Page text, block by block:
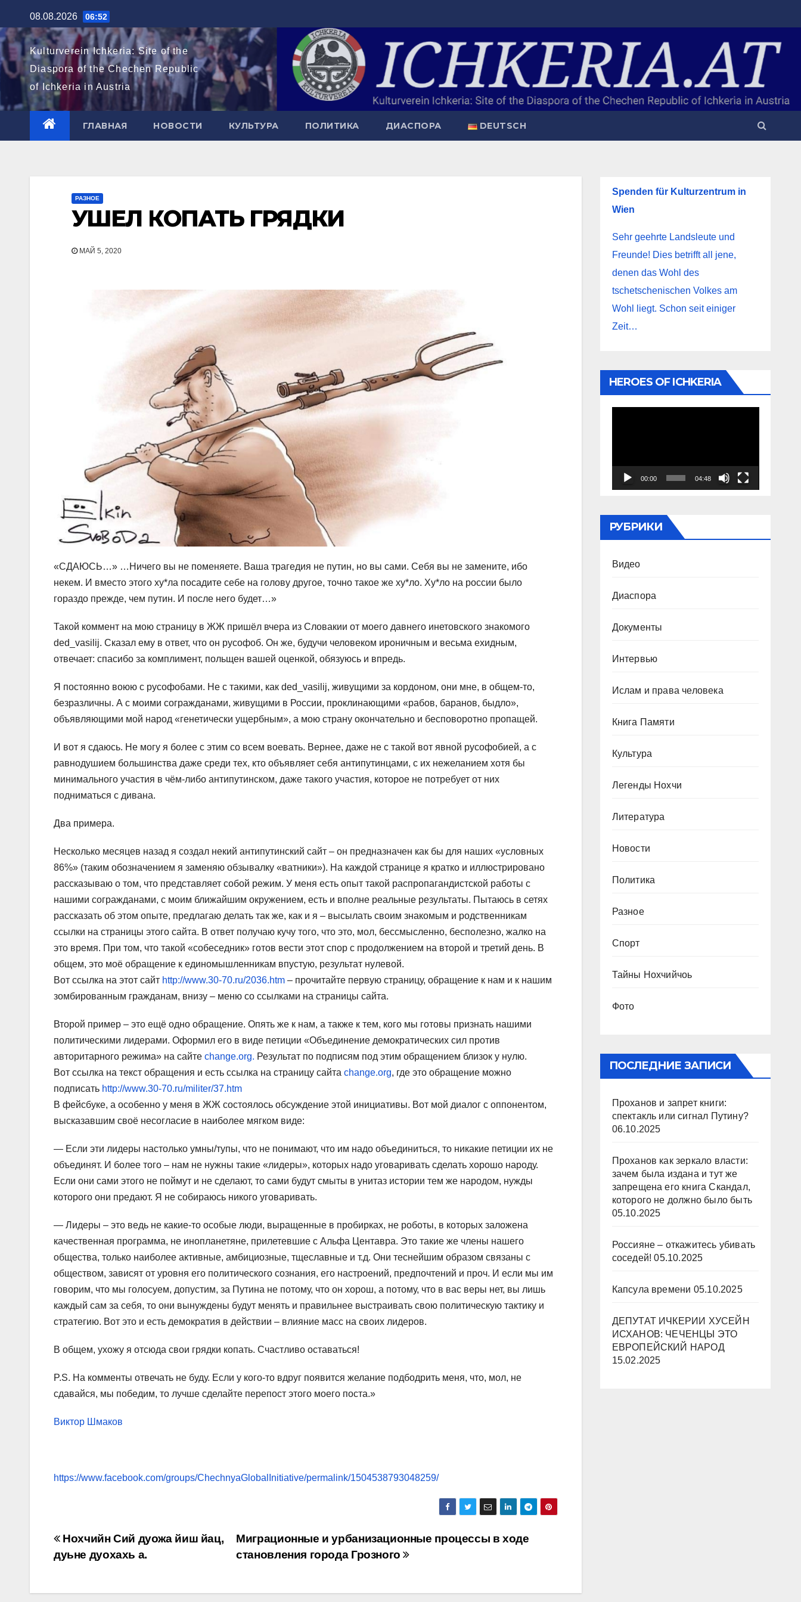
к
содержимому
08.08.2026 06:52
Kulturverein Ichkeria: Site of the
Diaspora of the Chechen Republic
of Ichkeria in Austria
ГЛАВНАЯ НОВОСТИ КУЛЬТУРА ПОЛИТИКА ДИАСПОРА DEUTSCH
РАЗНОЕ
УШЕЛ КОПАТЬ ГРЯДКИ
МАЙ 5, 2020
«СДАЮСЬ…» …Ничего вы не поменяете. Ваша трагедия не путин, но вы сами. Себя вы не замените, ибо
некем. И вместо этого ху*ла посадите себе на голову другое, точно такое же ху*ло. Ху*ло на россии было
гораздо прежде, чем путин. И после него будет…»
Такой коммент на мою страницу в ЖЖ пришёл вчера из Словакии от моего давнего инетовского знакомого
ded_vasilij. Сказал ему в ответ, что он русофоб. Он же, будучи человеком ироничным и весьма ехидным,
отвечает: спасибо за комплимент, польщен вашей оценкой, обязуюсь и впредь.
Я постоянно воюю с русофобами. Не с такими, как ded_vasilij, живущими за кордоном, они мне, в общем-то,
безразличны. А с моими согражданами, живущими в России, проклинающими «рабов, баранов, быдло»,
объявляющими мой народ «генетически ущербным», а мою страну окончательно и бесповоротно пропащей.
И вот я сдаюсь. Не могу я более с этим со всем воевать. Вернее, даже не с такой вот явной русофобией, а с
равнодушием большинства даже среди тех, кто объявляет себя антипутинцами, с их нежеланием хотя бы
минимального участия в чём-либо антипутинском, даже такого участия, которое не потребует от них
подниматься с дивана.
Два примера.
Несколько месяцев назад я создал некий антипутинский сайт – он предназначен как бы для наших «условных
86%» (таким обозначением я заменяю обзывалку «ватники»). На каждой странице я кратко и иллюстрировано
рассказываю о том, что представляет собой режим. У меня есть опыт такой распропагандистской работы с
нашими согражданами, с моим ближайшим окружением, есть и вполне реальные результаты. Пытаюсь в сетях
рассказать об этом опыте, предлагаю делать так же, как и я – высылать своим знакомым и родственникам
ссылки на страницы этого сайта. В ответ получаю кучу того, что это, мол, бессмысленно, бесполезно, жалко на
это время. При том, что такой «собеседник» готов вести этот спор с продолжением на второй и третий день. В
общем, это моё обращение к единомышленникам впустую, результат нулевой.
Вот ссылка на этот сайт http://www.30-70.ru/2036.htm – прочитайте первую страницу, обращение к нам и к нашим
зомбированным гражданам, внизу – меню со ссылками на страницы сайта.
Второй пример – это ещё одно обращение. Опять же к нам, а также к тем, кого мы готовы признать нашими
политическими лидерами. Оформил его в виде петиции «Объединение демократических сил против
авторитарного режима» на сайте change.org. Результат по подписям под этим обращением близок у нулю.
Вот ссылка на текст обращения и есть ссылка на страницу сайта change.org, где это обращение можно
подписать http://www.30-70.ru/militer/37.htm
В фейсбуке, а особенно у меня в ЖЖ состоялось обсуждение этой инициативы. Вот мой диалог с оппонентом,
высказавшим своё несогласие в наиболее мягком виде:
— Если эти лидеры настолько умны/тупы, что не понимают, что им надо объединиться, то никакие петиции их не
объединят. И более того – нам не нужны такие «лидеры», которых надо уговаривать сделать хорошо народу.
Если они сами этого не поймут и не сделают, то сами будут смыты в унитаз истории тем же народом, нужды
которого они предают. Я не собираюсь никого уговаривать.
— Лидеры – это ведь не какие-то особые люди, выращенные в пробирках, не роботы, в которых заложена
качественная программа, не инопланетяне, прилетевшие с Альфа Центавра. Это такие же члены нашего
общества, только наиболее активные, амбициозные, тщеславные и т.д. Они теснейшим образом связаны с
обществом, зависят от уровня его политического сознания, его настроений, предпочтений и проч. И если мы им
говорим, что мы голосуем, допустим, за Путина не потому, что он хорош, а потому, что в вас веры нет, вы лишь
каждый сам за себя, то они вынуждены будут менять и правильнее выстраивать свою политическую тактику и
стратегию. Вот это и есть демократия в действии – влияние масс на своих лидеров.
В общем, ухожу я отсюда свои грядки копать. Счастливо оставаться!
P.S. На комменты отвечать не буду. Если у кого-то вдруг появится желание подбодрить меня, что, мол, не
сдавайся, мы победим, то лучше сделайте перепост этого моего поста.»
Виктор Шмаков
https://www.facebook.com/groups/ChechnyaGlobalInitiative/permalink/1504538793048259/
Навигация
по
Миграционные и урбанизационные процессы в ходе
становления города Грозного
Нохчийн Сий дуожа йиш йац,
дуьне дуохахь а.
Spenden für Kulturzentrum in
Wien
Sehr geehrte Landsleute und
Freunde! Dies betrifft all jene,
denen das Wohl des
tschetschenischen Volkes am
Wohl liegt. Schon seit einiger
Zeit…
HEROES OF ICHKERIA
00:00 04:48
РУБРИКИ
Видео
Диаспора
Документы
Интервью
Ислам и права человека
Книга Памяти
Культура
Легенды Нохчи
Литература
Новости
Политика
Разное
Спорт
Тайны Нохчийчоь
Фото
ПОСЛЕДНИЕ ЗАПИСИ
Проханов и запрет книги:
спектакль или сигнал Путину?
06.10.2025
Проханов как зеркало власти:
зачем была издана и тут же
запрещена его книга Скандал,
которого не должно было быть
05.10.2025
Россияне – откажитесь убивать
соседей! 05.10.2025
Капсула времени 05.10.2025
ДЕПУТАТ ИЧКЕРИИ ХУСЕЙН
ИСХАНОВ: ЧЕЧЕНЦЫ ЭТО
ЕВРОПЕЙСКИЙ НАРОД
15.02.2025